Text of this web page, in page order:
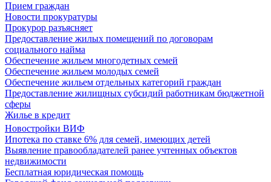
Прием граждан
Новости прокуратуры
Прокурор разъясняет
Предоставление жилых помещений по договорам
социального найма
Обеспечение жильем многодетных семей
Обеспечение жильем молодых семей
Обеспечение жильем отдельных категорий граждан
Предоставление жилищных субсидий работникам бюджетной
сферы
Жилье в кредит
Новостройки ВИФ
Ипотека по ставке 6% для семей, имеющих детей
Выявление правообладателей ранее учтенных объектов
недвижимости
Бесплатная юридическая помощь